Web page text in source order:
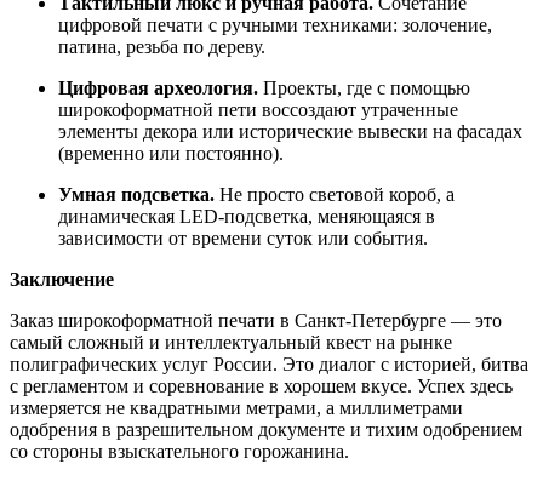
цифровой печати с ручными техниками: золочение,
патина, резьба по дереву.
Цифровая археология. Проекты, где с помощью
широкоформатной пети воссоздают утраченные
элементы декора или исторические вывески на фасадах
(временно или постоянно).
Умная подсветка. Не просто световой короб, а
динамическая LED-подсветка, меняющаяся в
зависимости от времени суток или события.
Заключение
Заказ широкоформатной печати в Санкт-Петербурге — это
самый сложный и интеллектуальный квест на рынке
полиграфических услуг России. Это диалог с историей, битва
с регламентом и соревнование в хорошем вкусе. Успех здесь
измеряется не квадратными метрами, а миллиметрами
одобрения в разрешительном документе и тихим одобрением
со стороны взыскательного горожанина.